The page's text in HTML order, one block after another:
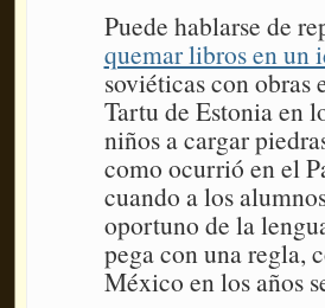
Puede hablarse de
quemar libros en un
soviéticas con obras
Tartu de Estonia en
niños a cargar
como ocurrió en el
cuando a los
oportuno de la
pega con una regla,
México en los años